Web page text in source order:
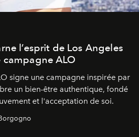
l’esprit de Los Angeles
ALO
signe une campagne inspirée par
un bien-être authentique, fondé
et l'acceptation de soi.